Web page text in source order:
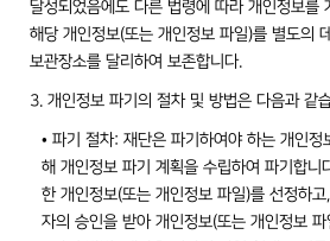
달성되었음에도 다른 법령에 따라 개인정보를
해당 개인정보(또는 개인정보 파일)를 별도의
보관장소를 달리하여 보존합니다.
3. 개인정보 파기의 절차 및 방법은 다음과 같
• 파기 절차: 재단은 파기하여야 하는 개인정
해 개인정보 파기 계획을 수립하여 파기합니
한 개인정보(또는 개인정보 파일)를 선정하
자의 승인을 받아 개인정보(또는 개인정보